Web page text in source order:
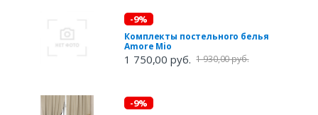
-9%
Комплекты постельного белья
Amore Mio
1 750,00 руб. 1 930,00 руб.
-9%